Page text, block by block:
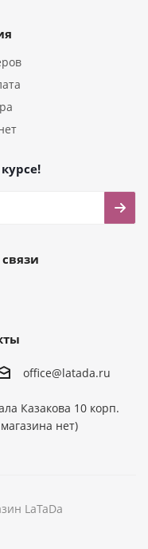
office@latada.ru
Казакова 10 корп.
нет)
LaTaDa